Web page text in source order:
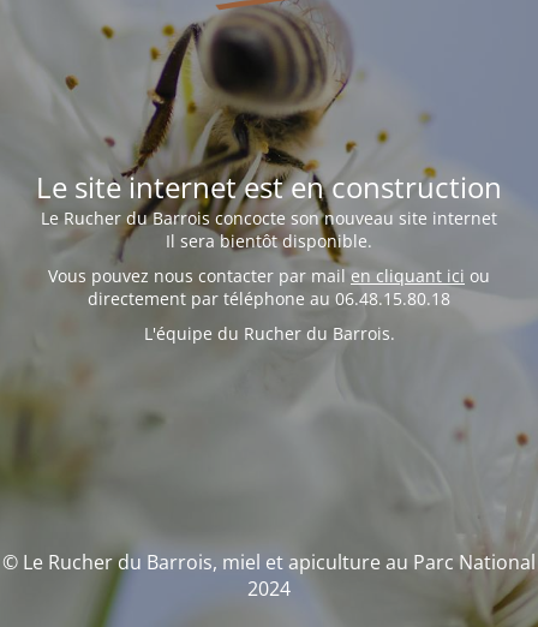
Le site internet est en construction
Le Rucher du Barrois concocte son nouveau site internet
Il sera bientôt disponible.
Vous pouvez nous contacter par mail en cliquant ici ou
directement par téléphone au 06.48.15.80.18
L'équipe du Rucher du Barrois.
© Le Rucher du Barrois, miel et apiculture au Parc National
2024